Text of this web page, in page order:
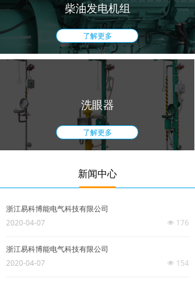
了解更多
柴油发电机组
洗眼器
了解更多
新闻中心
浙江易科博能电气科技有限公司
넶 176
2020-04-07
浙江易科博能电气科技有限公司
넶 154
2020-04-07